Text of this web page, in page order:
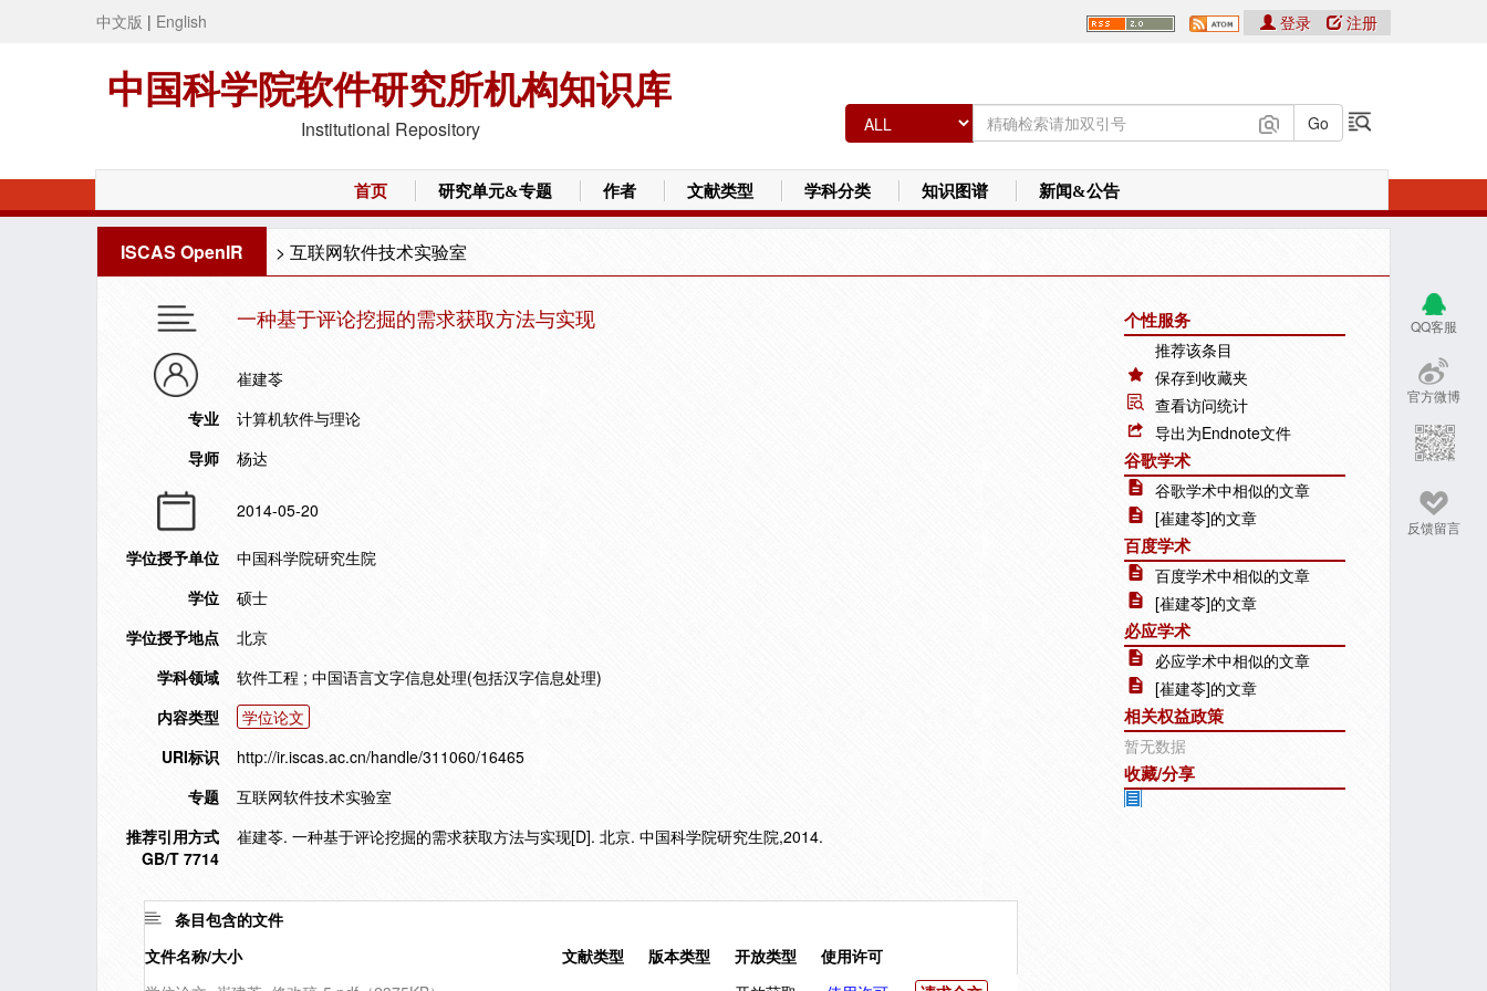
中文版 | English
中国科学院软件研究所机构知识库
Institutional Repository
登录 注册
首页 研究单元&专题 作者 文献类型 学科分类 知识图谱 新闻&公告
ISCAS OpenIR > 互联网软件技术实验室
QQ客服
官方微博
反馈留言
一种基于评论挖掘的需求获取方法与实现
崔建苓
专业
计算机软件与理论
导师
杨达
2014-05-20
学位授予单位
中国科学院研究生院
学位
硕士
学位授予地点
北京
学科领域
软件工程 ; 中国语言文字信息处理(包括汉字信息处理)
内容类型
学位论文
URI标识
http://ir.iscas.ac.cn/handle/311060/16465
专题
互联网软件技术实验室
推荐引用方式
GB/T 7714
崔建苓. 一种基于评论挖掘的需求获取方法与实现[D]. 北京. 中国科学院研究生院,2014.
条目包含的文件
文件名称/大小
文献类型 版本类型 开放类型
使用许可
个性服务
推荐该条目
保存到收藏夹
查看访问统计
导出为Endnote文件
谷歌学术
谷歌学术中相似的文章
[崔建苓]的文章
百度学术
百度学术中相似的文章
[崔建苓]的文章
必应学术
必应学术中相似的文章
[崔建苓]的文章
相关权益政策
暂无数据
收藏/分享